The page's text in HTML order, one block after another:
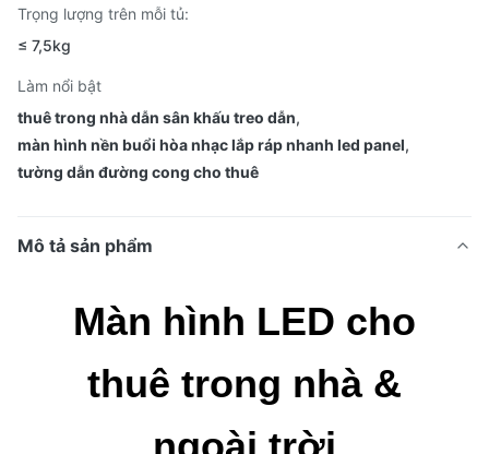
Trọng lượng trên mỗi tủ:
≤ 7,5kg
Làm nổi bật
thuê trong nhà dẫn sân khấu treo dẫn,
màn hình nền buổi hòa nhạc lắp ráp nhanh led panel,
tường dẫn đường cong cho thuê
Mô tả sản phẩm
Màn hình LED cho
thuê trong nhà &